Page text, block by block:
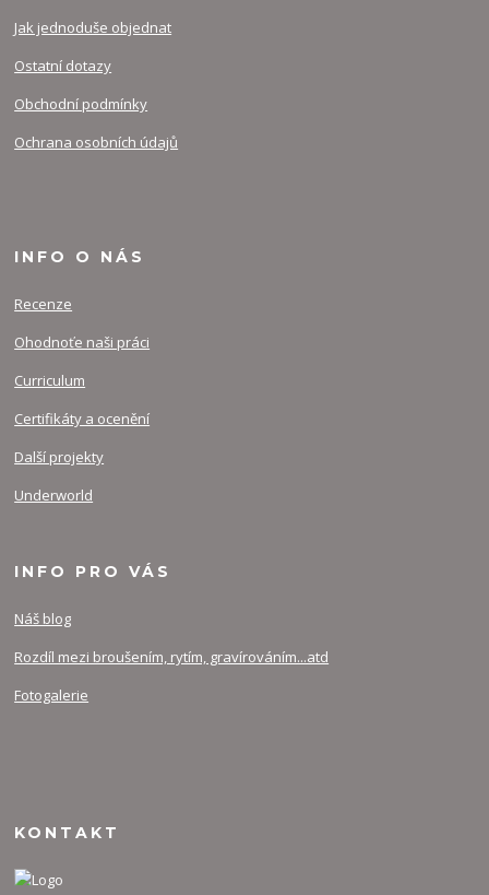
Jak jednoduše objednat
Ostatní dotazy
Obchodní podmínky
Ochrana osobních údajů
INFO O NÁS
Recenze
Ohodnoťe naši práci
Curriculum
Certifikáty a ocenění
Další projekty
Underworld
INFO PRO VÁS
Náš blog
Rozdíl mezi broušením, rytím, gravírováním...atd
Fotogalerie
KONTAKT